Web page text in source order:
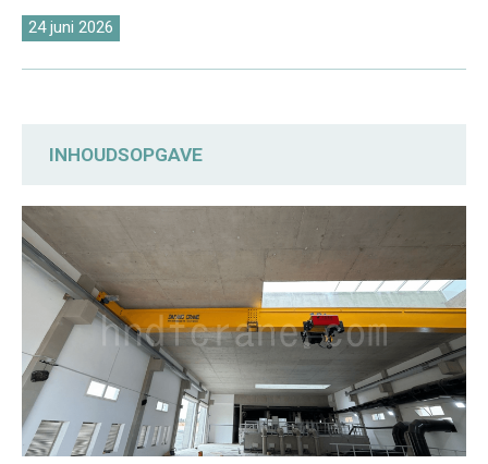
24 juni 2026
INHOUDSOPGAVE
Twee verschillende aanpassingsmethoden
Van productie tot installatie:
totaaloplossingen
Bewezen soepele en stabiele werking van
uw premium bovenloopkraan.
Neem contact met ons op